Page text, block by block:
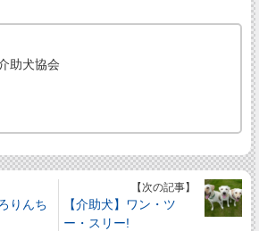
助犬協会
りんち
【次の記事】
【介助犬】ワン・ツ
ー・スリー!